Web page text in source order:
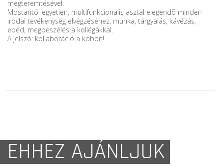
megteremtésével.
Mostantól egyetlen, multifunkcionális asztal elegendõ minden
irodai tevékenység elvégzéséhez: munka, tárgyalás, kávézás,
ebéd, megbeszélés a kollégákkal.
A jelszó: kollaboráció a köbön!
EHHEZ AJÁNLJUK